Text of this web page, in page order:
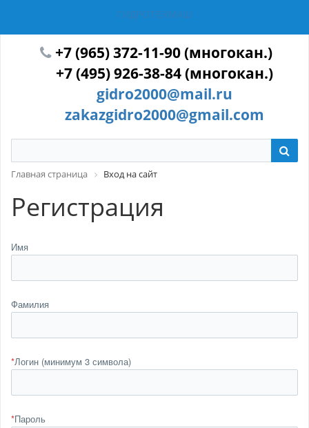
ГИДРОТЕХМАШ
+7 (965) 372-11-90 (многокан.)
+7 (495) 926-38-84 (многокан.)
gidro2000@mail.ru
zakazgidro2000@gmail.com
Главная страница Вход на сайт
Регистрация
Имя
Фамилия
*Логин (минимум 3 символа)
*Пароль